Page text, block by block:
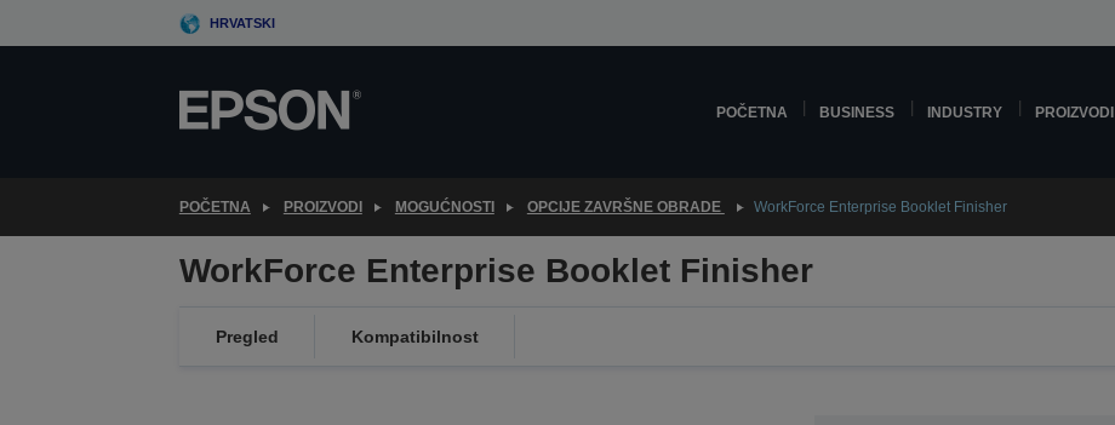
to
HRVATSKI
POČETNA BUSINESS INDUSTRY PROIZVODI
POČETNA PROIZVODI MOGUĆNOSTI OPCIJE ZAVRŠNE OBRADE WorkForce Enterprise Booklet Finisher
WorkForce Enterprise Booklet Finisher
Pregled Kompatibilnost